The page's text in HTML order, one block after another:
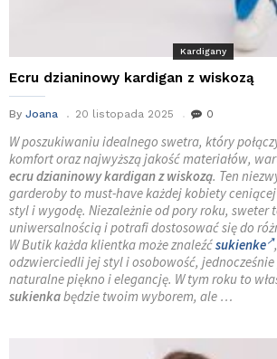
Kardigany
Ecru dzianinowy kardigan z wiskozą
By Joana 20 listopada 2025 0
W poszukiwaniu idealnego swetra, który
komfort oraz najwyższą jakość materiałów,
ecru dzianinowy kardigan z wiskozą. Ten
garderoby to must-have każdej kobiety
styl i wygodę. Niezależnie od pory roku, sweter
uniwersalnością i potrafi dostosować się do
W Butik każda klientka może znaleźćsukienke
odzwierciedli jej styl i osobowość,
naturalne piękno i elegancję. W tym roku to
sukienkabędzie twoim wyborem, ale …